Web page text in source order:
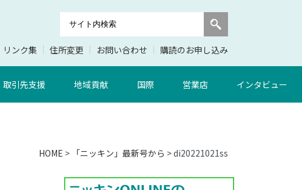
リンク集 住所変更 お問い合わせ 購読のお申し込み
取引先支援 地域貢献 国際 営業店 インタビュー
HOME > 「ニッキン」最新号から > di20221021ss